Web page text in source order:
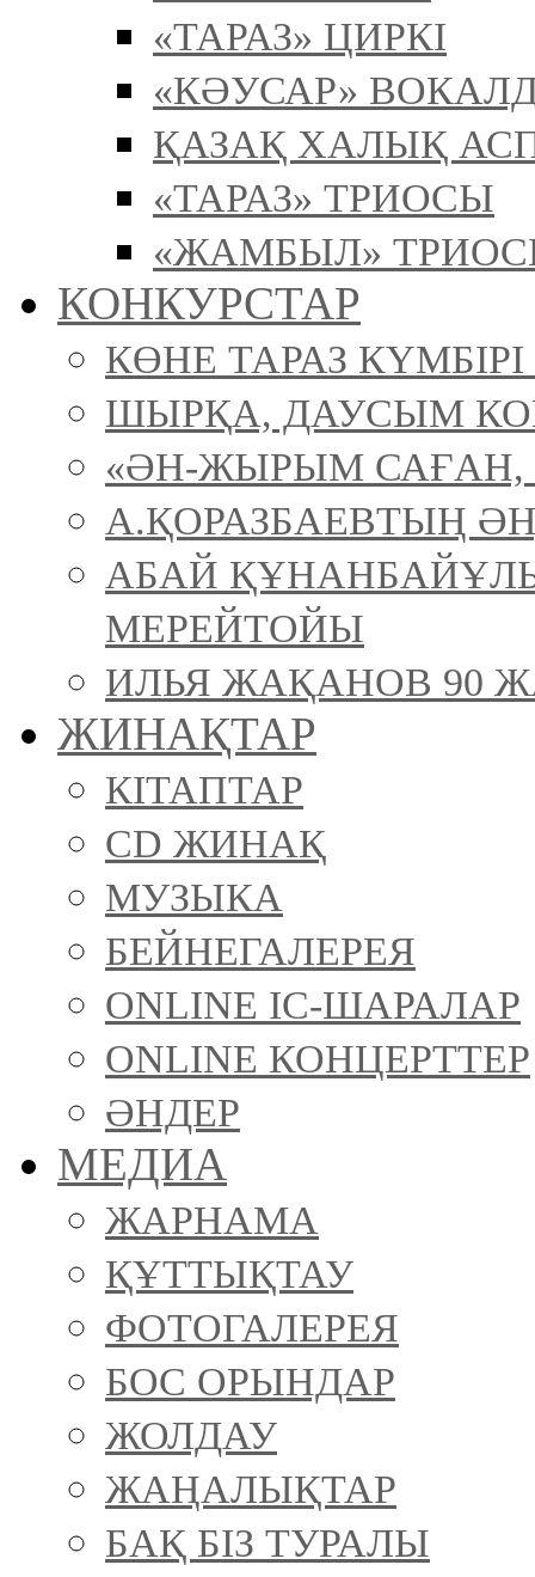
«ТАРАЗ» ЦИРКІ
«КӘУСАР»
ҚАЗАҚ ХАЛЫҚ
«ТАРАЗ» ТРИОСЫ
«ЖАМБЫЛ»
КОНКУРСТАР
КӨНЕ ТАРАЗ
ШЫРҚА, ДАУСЫМ
«ӘН-ЖЫРЫМ САҒАН,
А.ҚОРАЗБАЕВТЫҢ
АБАЙ
МЕРЕЙТОЙЫ
ИЛЬЯ ЖАҚАНОВ 90
ЖИНАҚТАР
КІТАПТАР
CD ЖИНАҚ
МУЗЫКА
БЕЙНЕГАЛЕРЕЯ
ONLINE ІС-ШАРАЛАР
ONLINE КОНЦЕРТТЕР
ӘНДЕР
МЕДИА
ЖАРНАМА
ҚҰТТЫҚТАУ
ФОТОГАЛЕРЕЯ
БОС ОРЫНДАР
ЖОЛДАУ
ЖАҢАЛЫҚТАР
БАҚ БІЗ ТУРАЛЫ